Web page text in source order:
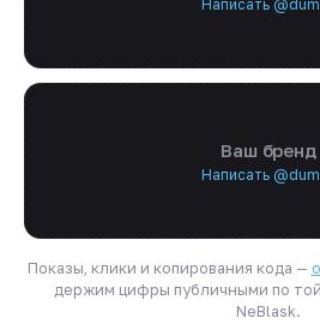
Написать
Ваш бренд
Написать
Показы, клики и копирования кода —
держим цифры публичными по
NeBlask.